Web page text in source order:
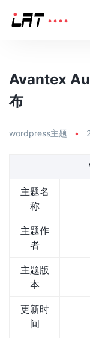
Avantex
布
wordpress主题 •
主题名
称
主题作
者
主题版
本
更新时
间